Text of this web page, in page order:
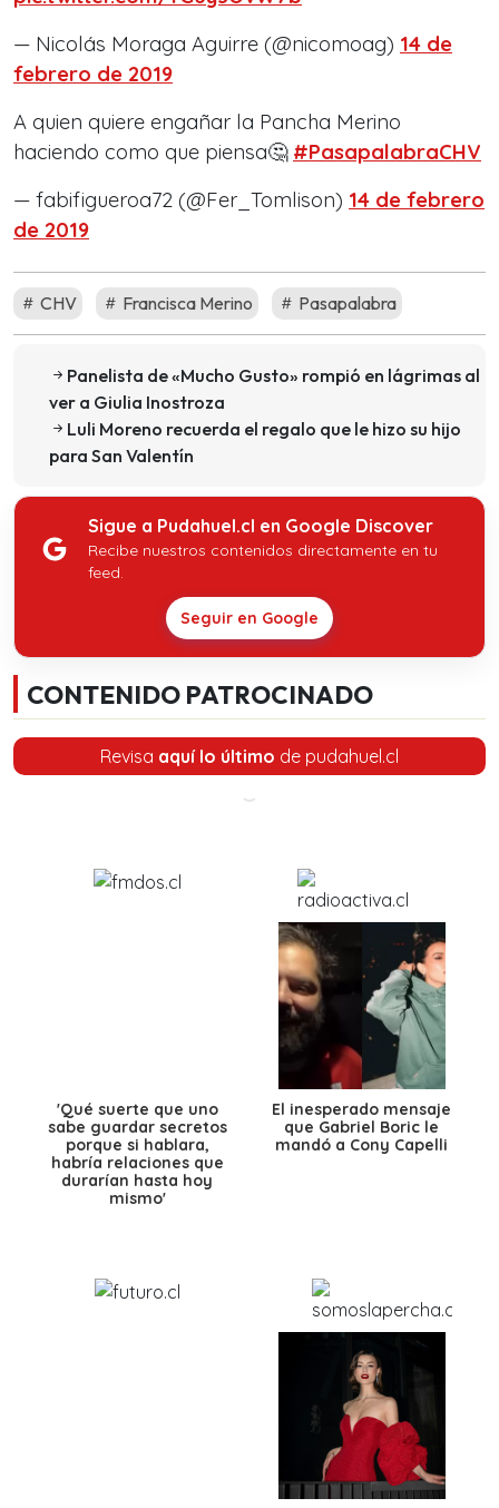
— Nicolás Moraga Aguirre (@nicomoag) 14 de
febrero de 2019
A quien quiere engañar la Pancha Merino
haciendo como que piensa🤔 #PasapalabraCHV
— fabifigueroa72 (@Fer_Tomlison) 14 de febrero
de 2019
CHV Francisca Merino Pasapalabra
Panelista de «Mucho Gusto» rompió en lágrimas al
ver a Giulia Inostroza
Luli Moreno recuerda el regalo que le hizo su hijo
para San Valentín
Sigue a Pudahuel.cl en Google Discover
Recibe nuestros contenidos directamente en tu
feed.
Seguir en Google
CONTENIDO PATROCINADO
Revisa aquí lo último de pudahuel.cl
'Qué suerte que uno
sabe guardar secretos
porque si hablara,
habría relaciones que
durarían hasta hoy
mismo'
El inesperado mensaje
que Gabriel Boric le
mandó a Cony Capelli